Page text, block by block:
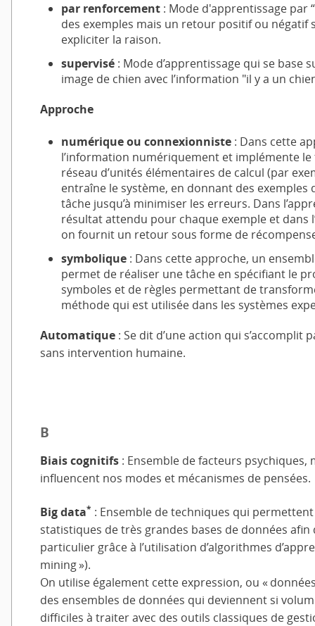
par renforcement: Mode d'apprentissage par
des exemples mais un retour positif ou négatif
expliciter la raison.
supervisé: Mode d’apprentissage qui se base
image de chien avec l’information "il y a un
Approche
numérique ou connexionniste: Dans cette
l’information numériquement et implémente
réseau d’unités élémentaires de calcul (par
entraîne le système, en donnant des exemples
tâche jusqu’à minimiser les erreurs. Dans
résultat attendu pour chaque exemple et dans
on fournit un retour sous forme de
symbolique: Dans cette approche, un
permet de réaliser une tâche en spécifiant le
symboles et de règles permettant de
méthode qui est utilisée dans les systèmes
Automatique : Se dit d’une action qui s’accomplit
sans intervention humaine.
B
Biais cognitifs: Ensemble de facteurs psychiques,
influencent nos modes et mécanismes de pensées.
Big data* : Ensemble de techniques qui
statistiques de très grandes bases de données afin
particulier grâce à l’utilisation d’algorithmes
mining »).
On utilise également cette expression, ou «
des ensembles de données qui deviennent si
difficiles à traiter avec des outils classiques de